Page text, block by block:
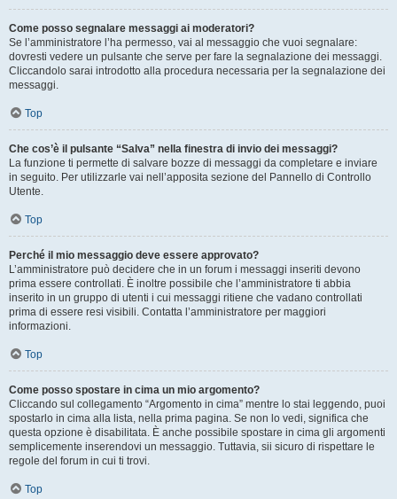
Come posso segnalare messaggi ai moderatori?
Se l’amministratore l’ha permesso, vai al messaggio che vuoi segnalare:
dovresti vedere un pulsante che serve per fare la segnalazione dei messaggi.
Cliccandolo sarai introdotto alla procedura necessaria per la segnalazione dei
messaggi.
Top
Che cos’è il pulsante “Salva” nella finestra di invio dei messaggi?
La funzione ti permette di salvare bozze di messaggi da completare e inviare
in seguito. Per utilizzarle vai nell’apposita sezione del Pannello di Controllo
Utente.
Top
Perché il mio messaggio deve essere approvato?
L’amministratore può decidere che in un forum i messaggi inseriti devono
prima essere controllati. È inoltre possibile che l’amministratore ti abbia
inserito in un gruppo di utenti i cui messaggi ritiene che vadano controllati
prima di essere resi visibili. Contatta l’amministratore per maggiori
informazioni.
Top
Come posso spostare in cima un mio argomento?
Cliccando sul collegamento “Argomento in cima” mentre lo stai leggendo, puoi
spostarlo in cima alla lista, nella prima pagina. Se non lo vedi, significa che
questa opzione è disabilitata. È anche possibile spostare in cima gli argomenti
semplicemente inserendovi un messaggio. Tuttavia, sii sicuro di rispettare le
regole del forum in cui ti trovi.
Top